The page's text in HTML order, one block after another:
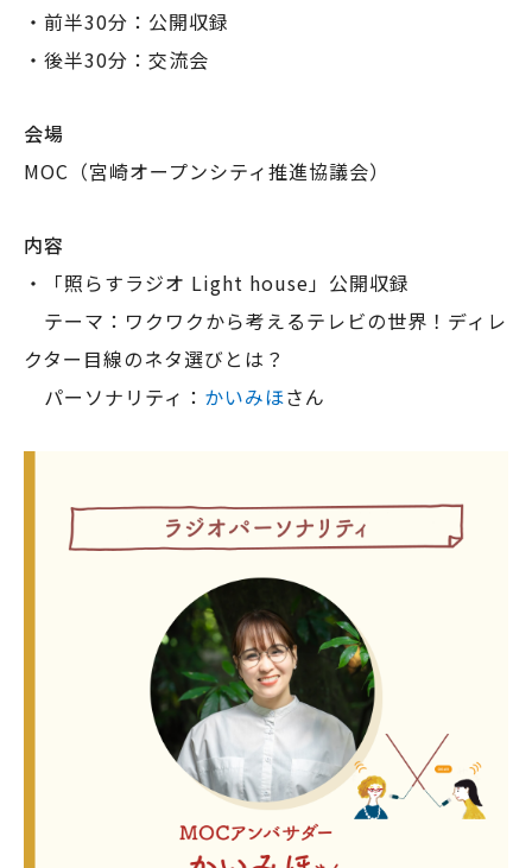
・前半30分：公開収録
・後半30分：交流会
会場
MOC（宮崎オープンシティ推進協議会）
内容
・「照らすラジオ Light house」公開収録
テーマ：ワクワクから考えるテレビの世界！ディレ
クター目線のネタ選びとは？
パーソナリティ： かいみほさん